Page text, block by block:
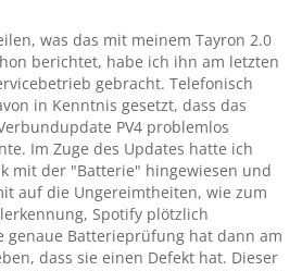
was das mit meinem Tayron 2.0
berichtet, habe ich ihn am letzten
gebracht. Telefonisch
in Kenntnis gesetzt, dass das
PV4 problemlos
Im Zuge des Updates hatte ich
mit der "Batterie" hingewiesen und
auf die Ungereimtheiten, wie zum
Spotify plötzlich
genaue Batterieprüfung hat dann am
dass sie einen Defekt hat. Dieser